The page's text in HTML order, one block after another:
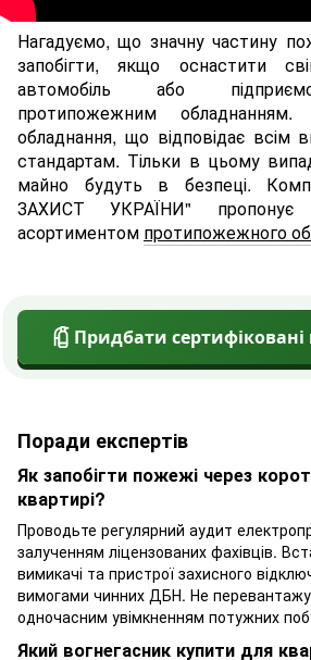
Нагадуємо, що значну частину
запобігти, якщо оснастити
автомобіль або
протипожежним
обладнання, що відповідає всім
стандартам. Тільки в цьому
майно будуть в безпеці.
ЗАХИСТ УКРАЇНИ" пропонує
асортиментом протипожежного
Придбати
Поради експертів
Як запобігти пожежі через
квартирі?
Проводьте регулярний аудит
залученням ліцензованих фахівців.
вимикачі та пристрої захисного
вимогами чинних ДБН. Не
одночасним увімкненням потужних
Який вогнегасник купити для